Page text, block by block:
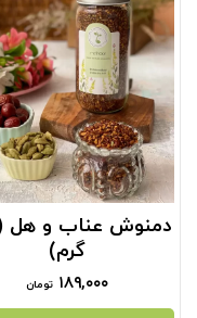
گرم)
۱۸۹,۰۰۰ تومان